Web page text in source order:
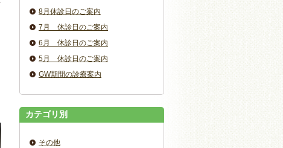
8月休診日のご案内
7月 休診日のご案内
6月 休診日のご案内
5月 休診日のご案内
GW期間の診療案内
カテゴリ別
その他